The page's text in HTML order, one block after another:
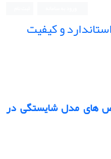
و کیفیت
های مدل شایستگی در